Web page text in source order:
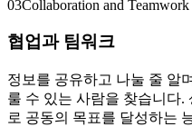
03Collaboration and Teamwork
협업과 팀워크
정보를 공유하고 나눌 줄 알
룰 수 있는 사람을 찾습니다.
로 공동의 목표를 달성하는